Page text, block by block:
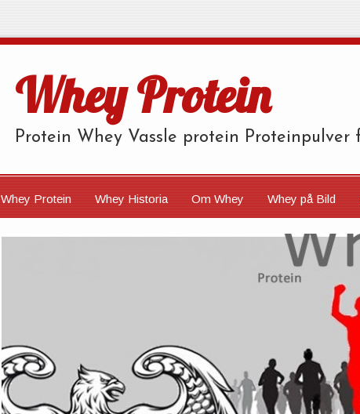
Whey Protein
Protein Whey Vassle protein Proteinpulver
Whey Protein Whey Historia Om Whey Whey på Bild